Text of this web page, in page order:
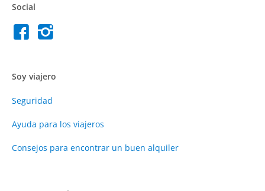
Social
Soy viajero
Seguridad
Ayuda para los viajeros
Consejos para encontrar un buen alquiler